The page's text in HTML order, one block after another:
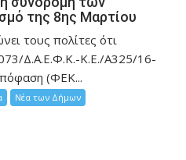
της 8ης Μαρτίου
τους πολίτες ότι
Δ.Α.Ε.Φ.Κ.-Κ.Ε./Α325/16-
(ΦΕΚ...
Νέα των Δήμων